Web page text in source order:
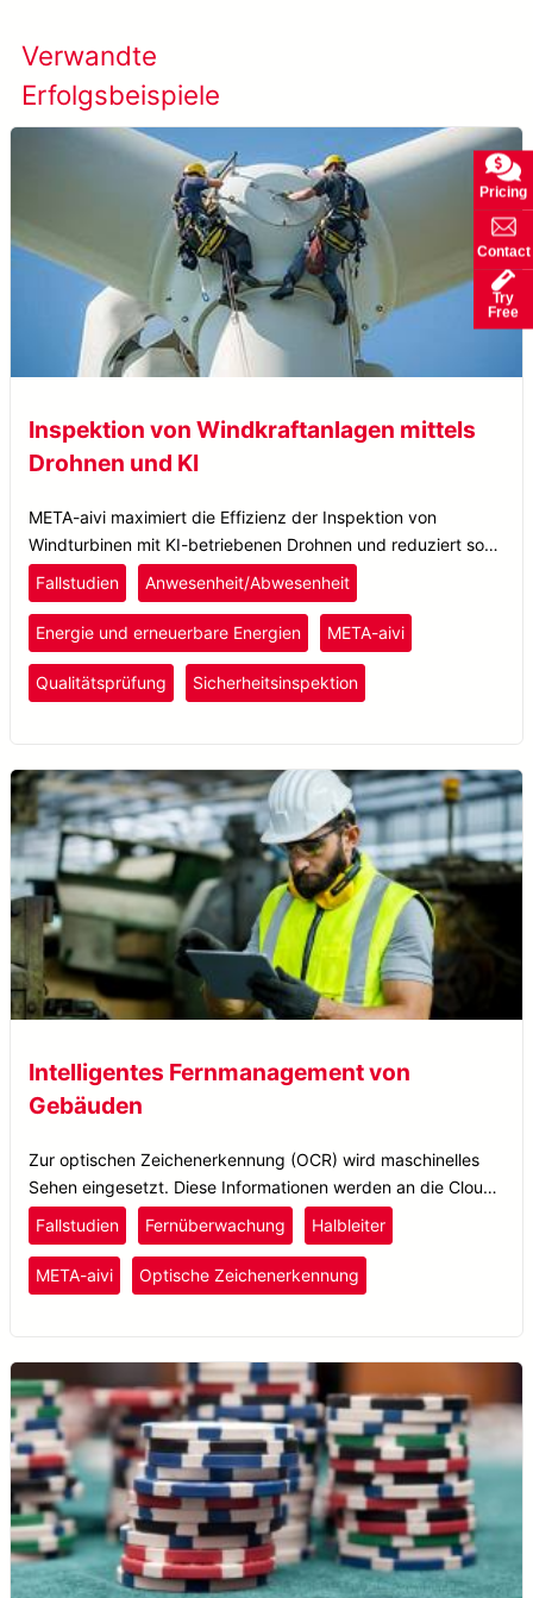
Verwandte
Erfolgsbeispiele
Inspektion von Windkraftanlagen mittels
Drohnen und KI
META-aivi maximiert die Effizienz der Inspektion von
Windturbinen mit KI-betriebenen Drohnen und reduziert so
menschliche Fehler bei der Wartung von Windparks an Land
und auf See.
Fallstudien Anwesenheit/Abwesenheit
Energie und erneuerbare Energien META-aivi
Qualitätsprüfung Sicherheitsinspektion
Intelligentes Fernmanagement von
Gebäuden
Zur optischen Zeichenerkennung (OCR) wird maschinelles
Sehen eingesetzt. Diese Informationen werden an die Cloud
gesendet, um einen Inspektionsbericht zu erstellen, sodass
Anlagenbetreiber die Anlageninspektion problemlos über
mobile Geräte überwachen können.
Fallstudien Fernüberwachung Halbleiter
META-aivi Optische Zeichenerkennung
Pricing
Contact
Try
Free